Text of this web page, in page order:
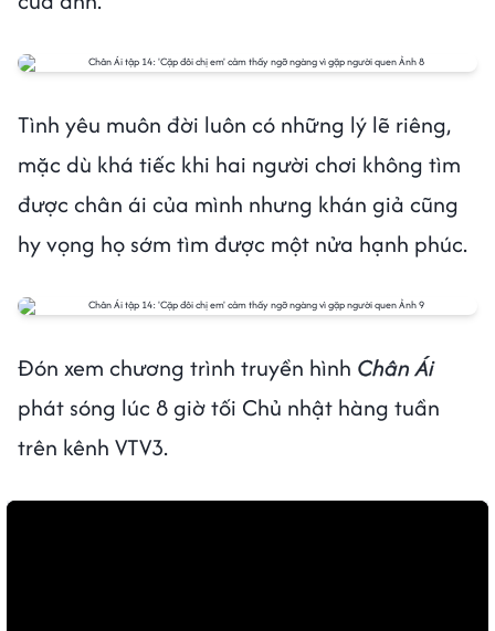
Tình yêu muôn đời luôn có những lý lẽ riêng,
mặc dù khá tiếc khi hai người chơi không tìm
được chân ái của mình nhưng khán giả cũng
hy vọng họ sớm tìm được một nửa hạnh phúc.
Đón xem chương trình truyền hình Chân Ái
phát sóng lúc 8 giờ tối Chủ nhật hàng tuần
trên kênh VTV3.